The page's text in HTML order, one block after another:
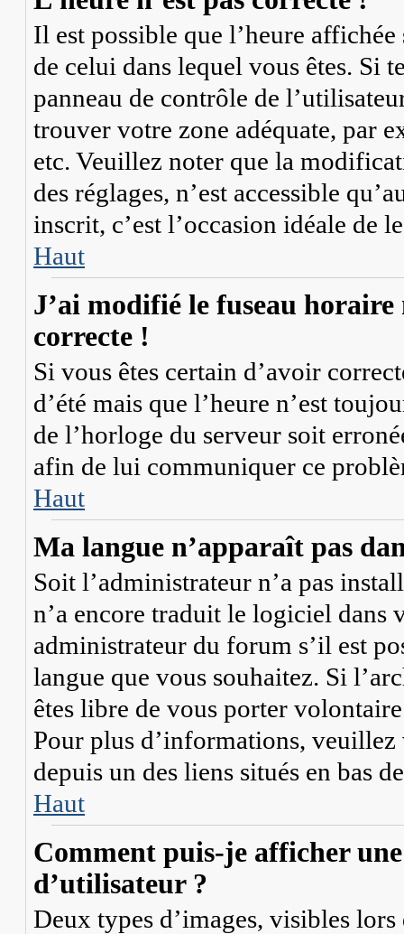
Il est possible que l’heure
de celui dans lequel vous êtes. Si
panneau de contrôle de
trouver votre zone adéquate, par
etc. Veuillez noter que la
des réglages, n’est accessible
inscrit, c’est l’occasion idéale de
Haut
J’ai modifié le fuseau horaire
correcte !
Si vous êtes certain d’avoir
d’été mais que l’heure n’est
de l’horloge du serveur soit
afin de lui communiquer ce
Haut
Ma langue n’apparaît pas
Soit l’administrateur n’a pas
n’a encore traduit le logiciel dans
administrateur du forum s’il est
langue que vous souhaitez. Si
êtes libre de vous porter
Pour plus d’informations,
depuis un des liens situés en bas
Haut
Comment puis-je afficher
d’utilisateur ?
Deux types d’images, visibles